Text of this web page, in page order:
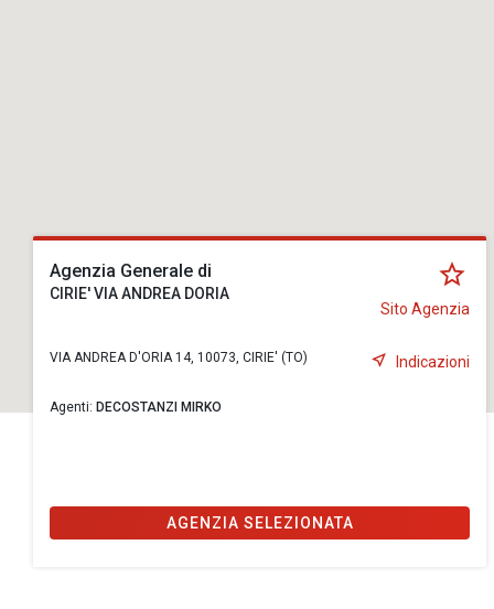
Agenzia Generale di
CIRIE' VIA ANDREA DORIA
Sito Agenzia
VIA ANDREA D'ORIA 14, 10073, CIRIE' (TO) Indicazioni
Agenti: DECOSTANZI MIRKO
AGENZIA SELEZIONATA